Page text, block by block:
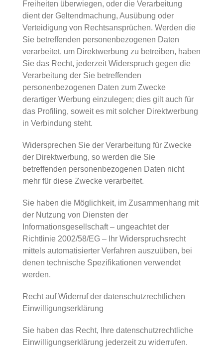
Freiheiten überwiegen, oder die Verarbeitung
dient der Geltendmachung, Ausübung oder
Verteidigung von Rechtsansprüchen. Werden die
Sie betreffenden personenbezogenen Daten
verarbeitet, um Direktwerbung zu betreiben, haben
Sie das Recht, jederzeit Widerspruch gegen die
Verarbeitung der Sie betreffenden
personenbezogenen Daten zum Zwecke
derartiger Werbung einzulegen; dies gilt auch für
das Profiling, soweit es mit solcher Direktwerbung
in Verbindung steht.
Widersprechen Sie der Verarbeitung für Zwecke
der Direktwerbung, so werden die Sie
betreffenden personenbezogenen Daten nicht
mehr für diese Zwecke verarbeitet.
Sie haben die Möglichkeit, im Zusammenhang mit
der Nutzung von Diensten der
Informationsgesellschaft – ungeachtet der
Richtlinie 2002/58/EG – Ihr Widerspruchsrecht
mittels automatisierter Verfahren auszuüben, bei
denen technische Spezifikationen verwendet
werden.
Recht auf Widerruf der datenschutzrechtlichen
Einwilligungserklärung
Sie haben das Recht, Ihre datenschutzrechtliche
Einwilligungserklärung jederzeit zu widerrufen.